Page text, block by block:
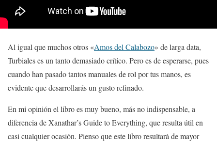
Al igual que muchos otros «Amos del Calabozo» de larga data,
Turbiales es un tanto demasiado crítico. Pero es de esperarse, pues
cuando han pasado tantos manuales de rol por tus manos, es
evidente que desarrollarás un gusto refinado.
En mi opinión el libro es muy bueno, más no indispensable, a
diferencia de Xanathar’s Guide to Everything, que resulta útil en
casi cualquier ocasión. Pienso que este libro resultará de mayor